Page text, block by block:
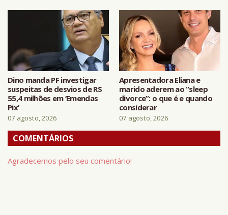
Dino manda PF investigar
suspeitas de desvios de R$
55,4 milhões em ‘Emendas
Pix’
07 agosto, 2026
Apresentadora Eliana e
marido aderem ao “sleep
divorce”: o que é e quando
considerar
07 agosto, 2026
COMENTÁRIOS
Agradecemos pelo seu comentário!